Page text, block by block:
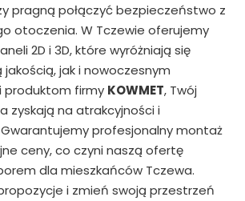
pragną połączyć bezpieczeństwo z
otoczenia. W Tczewie oferujemy
2D i 3D, które wyróżniają się
jakością, jak i nowoczesnym
produktom firmy KOWMET, Twój
zyskają na atrakcyjności i
profesjonalny montaż
ceny, co czyni naszą ofertę
dla mieszkańców Tczewa.
i zmień swoją przestrzeń